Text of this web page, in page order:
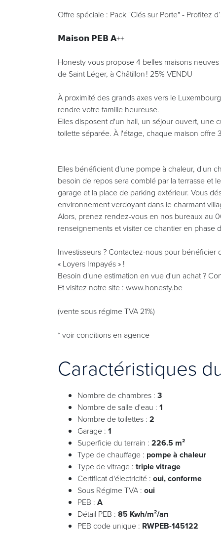
Offre spéciale : Pack "Clés sur Porte" - Profitez
𝗠𝗮𝗶𝘀𝗼𝗻 𝗣𝗘𝗕 𝗔++
Honesty vous propose 4 belles maisons
de Saint Léger, à Châtillon ! 25% VENDU
À proximité des grands axes vers le
rendre votre famille heureuse.
Elles disposent d'un hall, un séjour ouvert, une
toilette séparée. À l'étage, chaque maison offre
Elles bénéficient d'une pompe à chaleur, d'un
besoin de repos sera comblé par la terrasse et
garage et la place de parking extérieur. Vous
environnement verdoyant dans le charmant
Alors, prenez rendez-vous en nos bureaux au
renseignements et visiter ce chantier en phase
Investisseurs ? Contactez-nous pour bénéficier
« Loyers Impayés » !
Besoin d'une estimation en vue d'un achat ?
Et visitez notre site : www.honesty.be
(vente sous régime TVA 21%)
* voir conditions en agence
Caractéristiques
Nombre de chambres : 3
Nombre de salle d'eau : 1
Nombre de toilettes : 2
Garage : 1
Superficie du terrain : 226.5 m²
Type de chauffage : pompe à chaleur
Type de vitrage : triple vitrage
Certificat d'électricité : oui, conforme
Sous Régime TVA : oui
PEB : A
Détail PEB : 85 Kwh/m²/an
PEB code unique : RWPEB-145122